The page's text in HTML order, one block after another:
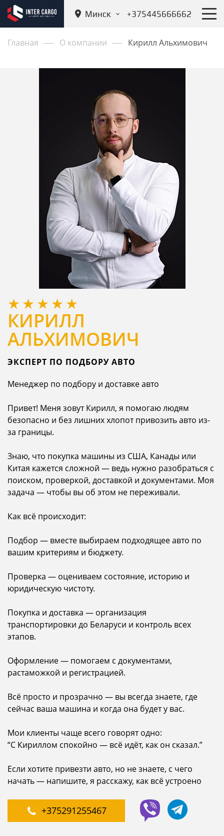
Минск +375445666662
Главная О компании Кирилл Альхимович
КИРИЛЛ
АЛЬХИМОВИЧ
ЭКСПЕРТ ПО ПОДБОРУ АВТО
Менеджер по подбору и доставке авто
Привет! Меня зовут Кирилл, я помогаю людям
безопасно и без лишних хлопот привозить авто из-
за границы.
Знаю, что покупка машины из США, Канады или
Китая кажется сложной — ведь нужно разобраться с
поиском, проверкой, доставкой и документами. Моя
задача — чтобы вы об этом не переживали.
Как всё происходит:
Подбор — вместе выбираем подходящее авто по
вашим критериям и бюджету.
Проверка — оцениваем состояние, историю и
юридическую чистоту.
Покупка и доставка — организация
транспортировки до Беларуси и контроль всех
этапов.
Оформление — помогаем с документами,
растаможкой и регистрацией.
Всё просто и прозрачно — вы всегда знаете, где
сейчас ваша машина и когда она будет у вас.
Мои клиенты чаще всего говорят одно:
“С Кириллом спокойно — всё идёт, как он сказал.”
Если хотите привезти авто, но не знаете, с чего
начать — напишите, я расскажу, как всё устроено
+375291255467